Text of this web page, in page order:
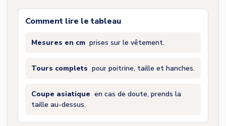
Comment lire le tableau
Mesures en cm prises sur le vêtement.
Tours complets pour poitrine, taille et hanches.
Coupe asiatique en cas de doute, prends la
taille au-dessus.